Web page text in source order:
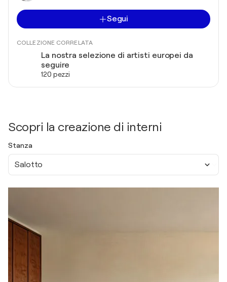
Segui
COLLEZIONE CORRELATA
La nostra selezione di artisti europei da
seguire
120 pezzi
Scopri la creazione di interni
Stanza
Salotto